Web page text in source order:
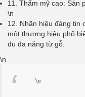
11. Thẩm mỹ cao: Sản
\n
12. Nhãn hiệu đáng tin
một thương hiệu phổ
đu đa năng từ gỗ.
\n
\n